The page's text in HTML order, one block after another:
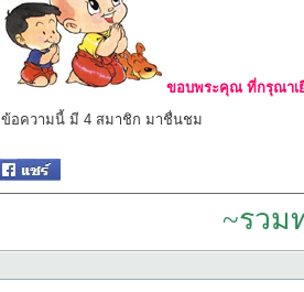
ขอบพระคุณ ที่กรุณาเ
ข้อความนี้ มี 4 สมาชิก มาชื่นชม
~รวม